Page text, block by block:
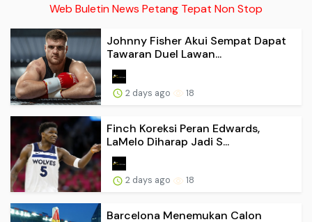
Web Buletin News Petang Tepat Non Stop
Johnny Fisher Akui Sempat Dapat
Tawaran Duel Lawan...
2 days ago 18
Finch Koreksi Peran Edwards,
LaMelo Diharap Jadi S...
2 days ago 18
Barcelona Menemukan Calon